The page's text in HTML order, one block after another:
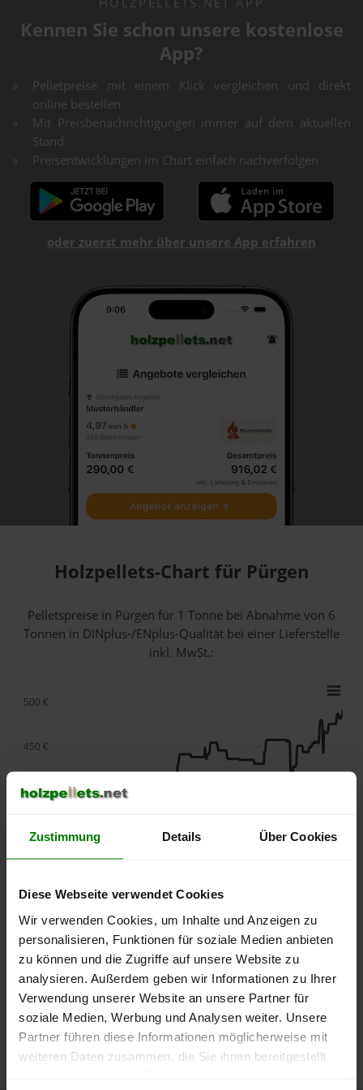
Zustimmung Details Über Cookies
Diese Webseite verwendet Cookies
Wir verwenden Cookies, um Inhalte und Anzeigen zu
personalisieren, Funktionen für soziale Medien anbieten
zu können und die Zugriffe auf unsere Website zu
analysieren. Außerdem geben wir Informationen zu Ihrer
Verwendung unserer Website an unsere Partner für
soziale Medien, Werbung und Analysen weiter. Unsere
Partner führen diese Informationen möglicherweise mit
weiteren Daten zusammen, die Sie ihnen bereitgestellt
Kennen Sie schon unsere kostenlose
App?
Pelletpreise mit einem Klick vergleichen und direkt
online bestellen
Mit Preisbenachrichtigungen immer auf dem aktuellen
Stand
Preisentwicklungen im Chart einfach nachverfolgen
oder zuerst mehr über unsere App erfahren
Holzpellets-Chart für Pürgen
Pelletspreise in Pürgen für 1 Tonne bei Abnahmevon 6
Tonnen in DINplus-/ENplus-Qualität bei einer Lieferstelle
inkl. MwSt.:
lose Ware Sackware
September
Januar
Mai
250 €
350 €
400 €
450 €
500 €
Die aktuelle Preisentwicklung für Holzpellets in Deutschland
können Sie jederzeit auf unsererPelletspreise-Seite
nachvollziehen.